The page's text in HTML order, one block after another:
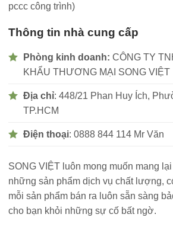
pccc công trình)
Thông tin nhà cung cấp
Phòng kinh doanh: CÔNG TY
KHẨU THƯƠNG MẠI SONG VIỆT
Địa chỉ: 448/21 Phan Huy Ích,
TP.HCM
Điện thoại: 0888 844 114 Mr Văn
SONG VIỆT luôn mong muốn mang
những sản phẩm dịch vụ chất lượng,
mỗi sản phẩm bán ra luôn sẵn sàng
cho bạn khỏi những sự cố bất ngờ.